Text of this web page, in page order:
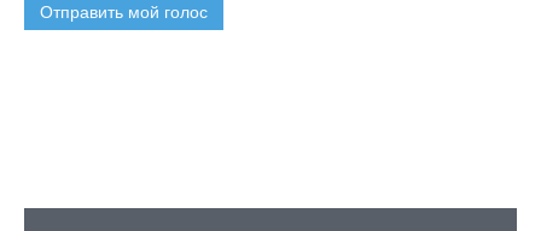
Отправить мой голос